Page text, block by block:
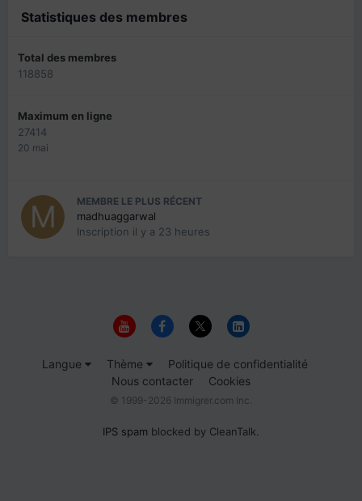
Statistiques des membres
Total des membres
118858
Maximum en ligne
27414
20 mai
MEMBRE LE PLUS RÉCENT
madhuaggarwal
Inscription il y a 23 heures
Langue Thème
Politique de confidentialité
Nous contacter
Cookies
© 1999-2026 Immigrer.com Inc.
IPS spam blocked by CleanTalk.